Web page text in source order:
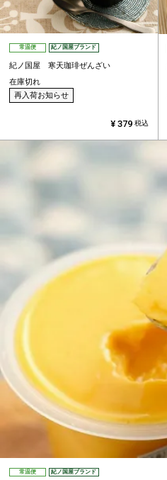
常温便 紀ノ国屋ブランド
紀ノ国屋 寒天珈琲ぜんざい
在庫切れ
再入荷お知らせ
¥ 379 税込
常温便 紀ノ国屋ブランド